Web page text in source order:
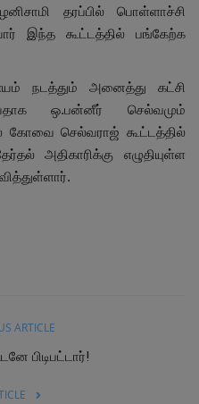
தரப்பில் பொள்ளாச்சி
இந்த கூட்டத்தில் பங்கேற்க
நடத்தும் அனைத்து கட்சி
ஒ.பன்னீர் செல்வமும்
கோவை செல்வராஜ் கூட்டத்தில்
அதிகாரிக்கு எழுதியுள்ள
ARTICLE
பிடிபட்டார்!